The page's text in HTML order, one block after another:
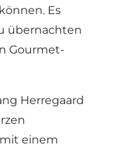
Es
übernachten
Gourmet-
Herregaard
einem